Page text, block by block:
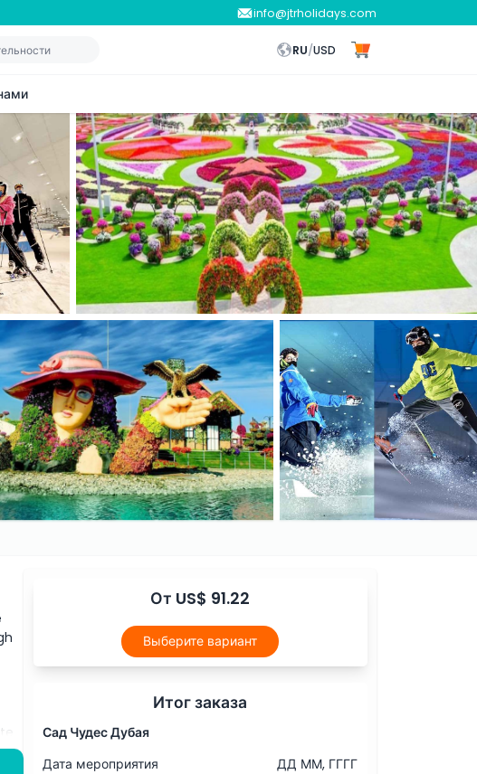
info@jtrholidays.com
RU/USD
От US$ 91.22
Выберите вариант
Итог заказа
Сад Чудес Дубая
Дата мероприятия
ДД ММ, ГГГГ